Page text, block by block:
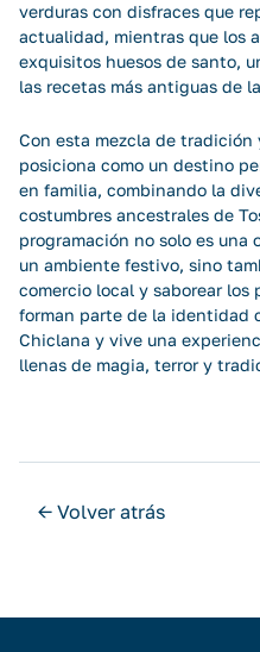
verduras con disfraces que
actualidad, mientras que los
exquisitos huesos de santo,
las recetas más antiguas de
Con esta mezcla de tradición
posiciona como un destino
en familia, combinando la
costumbres ancestrales de
programación no solo es
un ambiente festivo, sino
comercio local y saborear
forman parte de la identidad
Chiclana y vive una
llenas de magia, terror y
← Volver atrás